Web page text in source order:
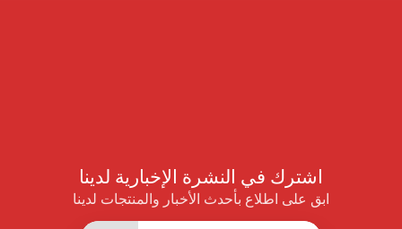
اشترك في النشرة الإخبارية لدينا
ابق على اطلاع بأحدث الأخبار والمنتجات لدينا